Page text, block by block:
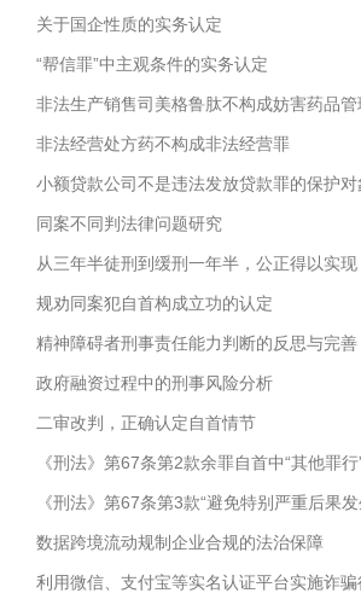
关于国企性质的实务认定
“帮信罪”中主观条件的实务认定
非法生产销售司美格鲁肽不构成妨害药品管
非法经营处方药不构成非法经营罪
小额贷款公司不是违法发放贷款罪的保护对
同案不同判法律问题研究
从三年半徒刑到缓刑一年半，公正得以实现
规劝同案犯自首构成立功的认定
精神障碍者刑事责任能力判断的反思与完善
政府融资过程中的刑事风险分析
二审改判，正确认定自首情节
《刑法》第67条第2款余罪自首中“其他罪
《刑法》第67条第3款“避免特别严重后果
数据跨境流动规制企业合规的法治保障
利用微信、支付宝等实名认证平台实施诈